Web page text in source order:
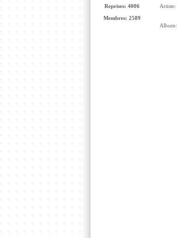
Reprises: 4006
Membres: 2589
Artiste:
Album: